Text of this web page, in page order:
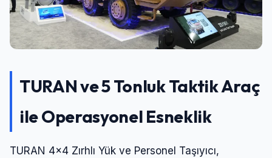
TURAN ve 5 Tonluk Taktik Araç
ile Operasyonel Esneklik
TURAN 4×4 Zırhlı Yük ve Personel Taşıyıcı,